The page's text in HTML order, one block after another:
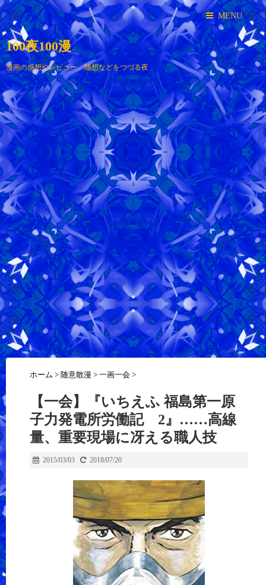
MENU
100夜100漫
漫画の感想やレビュー、随想などをつづる夜
ホーム > 随意散漫 > 一画一会 >
【一会】『いちえふ 福島第一原
子力発電所労働記 2』……高線
量、重要現場に冴える職人技
2015/03/03 2018/07/20